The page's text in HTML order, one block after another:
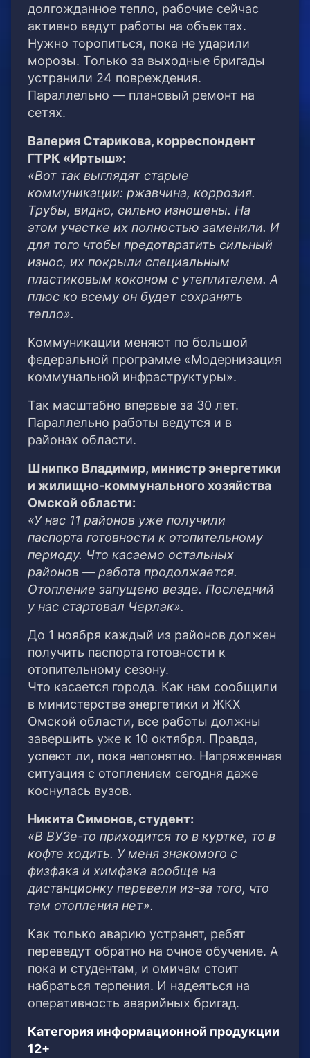
долгожданное тепло, рабочие сейчас
активно ведут работы на объектах.
Нужно торопиться, пока не ударили
морозы. Только за выходные бригады
устранили 24 повреждения.
Параллельно — плановый ремонт на
сетях.
Валерия Старикова, корреспондент
ГТРК «Иртыш»:
«Вот так выглядят старые
коммуникации: ржавчина, коррозия.
Трубы, видно, сильно изношены. На
этом участке их полностью заменили. И
для того чтобы предотвратить сильный
износ, их покрыли специальным
пластиковым коконом с утеплителем. А
плюс ко всему он будет сохранять
тепло».
Коммуникации меняют по большой
федеральной программе «Модернизация
коммунальной инфраструктуры».
Так масштабно впервые за 30 лет.
Параллельно работы ведутся и в
районах области.
Шнипко Владимир, министр энергетики
и жилищно-коммунального хозяйства
Омской области:
«У нас 11 районов уже получили
паспорта готовности к отопительному
периоду. Что касаемо остальных
районов — работа продолжается.
Отопление запущено везде. Последний
у нас стартовал Черлак».
До 1 ноября каждый из районов должен
получить паспорта готовности к
отопительному сезону.
Что касается города. Как нам сообщили
в министерстве энергетики и ЖКХ
Омской области, все работы должны
завершить уже к 10 октября. Правда,
успеют ли, пока непонятно. Напряженная
ситуация с отоплением сегодня даже
коснулась вузов.
Никита Симонов, студент:
«В ВУЗе-то приходится то в куртке, то в
кофте ходить. У меня знакомого с
физфака и химфака вообще на
дистанционку перевели из-за того, что
там отопления нет».
Как только аварию устранят, ребят
переведут обратно на очное обучение. А
пока и студентам, и омичам стоит
набраться терпения. И надеяться на
оперативность аварийных бригад.
Категория информационной продукции
12+